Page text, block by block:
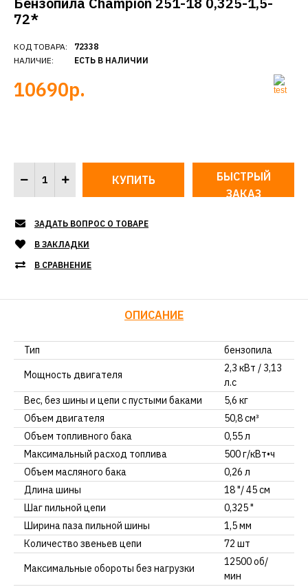
72*
КОД ТОВАРА:
НАЛИЧИЕ:
72338
ЕСТЬ В НАЛИЧИИ
10690р.
БЫСТРЫЙ
ЗАКАЗ
ЗАДАТЬ ВОПРОС О ТОВАРЕ
В ЗАКЛАДКИ
В СРАВНЕНИЕ
ОПИСАНИЕ
Тип
бензопила
Мощность двигателя
2,3 кВт / 3,13
л.с
Вес, без шины и цепи с пустыми баками
5,6 кг
Объем двигателя
50,8 см³
Объем топливного бака
0,55 л
Максимальный расход топлива
500 г/кВт•ч
Объем масляного бака
0,26 л
Длина шины
18 "/ 45 см
Шаг пильной цепи
0,325 "
Ширина паза пильной шины
1,5 мм
Количество звеньев цепи
72 шт
Максимальные обороты без нагрузки
12500 об/
мин